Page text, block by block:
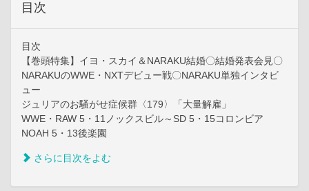
目次
目次
【巻頭特集】イヨ・スカイ＆NARAKU結婚〇結婚発表会見〇
NARAKUのWWE・NXTデビュー戦〇NARAKU単独インタビ
ュー
ジュリアのお騒がせ症候群〈179〉「大量解雇」
WWE・RAW 5・11ノックスビル～SD 5・15コロンビア
NOAH 5・13後楽園
さらに目次をよむ